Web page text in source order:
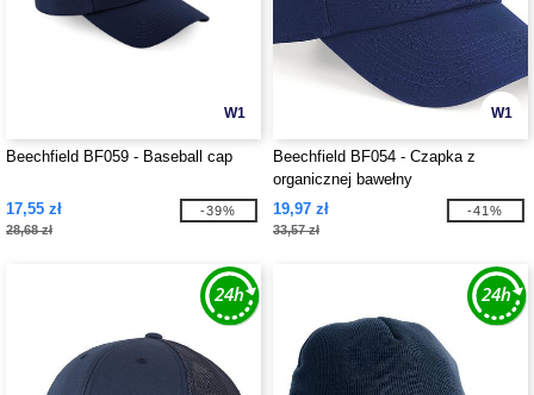
W1
Beechfield BF059 - Baseball cap
17,55 zł
28,68 zł
-39%
W1
Beechfield BF054 - Czapka z
organicznej bawełny
19,97 zł
33,57 zł
-41%